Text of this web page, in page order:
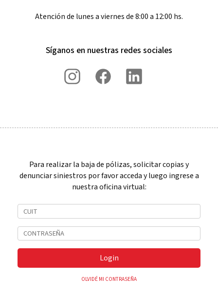
Atención de lunes a viernes de 8:00 a 12:00 hs.
Síganos en nuestras redes sociales
Para realizar la baja de pólizas, solicitar copias y
denunciar siniestros por favor acceda y luego ingrese a
nuestra oficina virtual:
Login
OLVIDÉ MI CONTRASEÑA